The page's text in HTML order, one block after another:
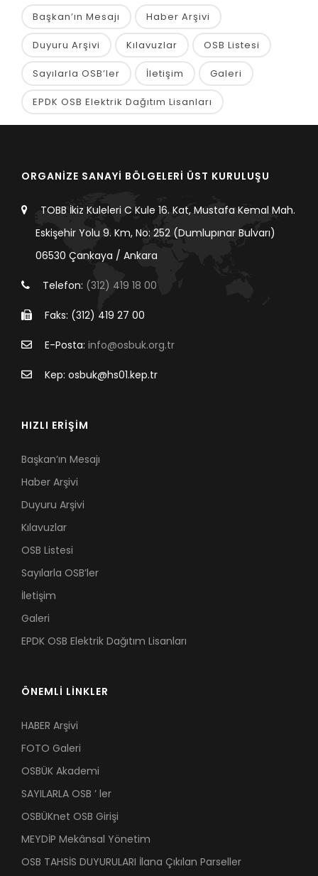
Başkan’ın Mesajı Haber Arşivi
Duyuru Arşivi Kılavuzlar OSB Listesi
Sayılarla OSB’ler İletişim Galeri
EPDK OSB Elektrik Dağıtım Lisanları
ORGANİZE SANAYİ BÖLGELERİ ÜST KURULUŞU
TOBB İkiz Kuleleri C Kule 16. Kat, Mustafa Kemal Mah.
Eskişehir Yolu 9. Km, No: 252 (Dumlupınar Bulvarı)
06530 Çankaya / Ankara
Telefon: (312) 419 18 00
Faks: (312) 419 27 00
E-Posta: info@osbuk.org.tr
Kep: osbuk@hs01.kep.tr
HIZLI ERİŞİM
Başkan’ın Mesajı
Haber Arşivi
Duyuru Arşivi
Kılavuzlar
OSB Listesi
Sayılarla OSB’ler
İletişim
Galeri
EPDK OSB Elektrik Dağıtım Lisanları
ÖNEMLİ LİNKLER
HABER Arşivi
FOTO Galeri
OSBÜK Akademi
SAYILARLA OSB ’ ler
OSBÜKnet OSB Girişi
MEYDİP Mekânsal Yönetim
OSB TAHSİS DUYURULARI İlana Çıkılan Parseller